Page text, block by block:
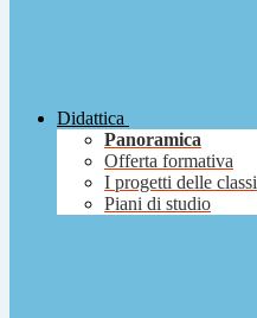
Didattica
Panoramica
Offerta formativa
I progetti delle classi
Piani di studio